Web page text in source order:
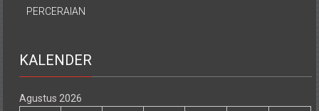
PERCERAIAN
KALENDER
Agustus 2026